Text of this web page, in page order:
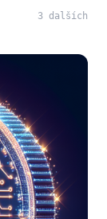
3 dalších